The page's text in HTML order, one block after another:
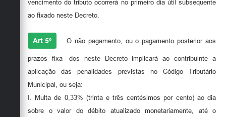
vencimento do tributo ocorrerá no primeiro dia útil subsequente
ao fixado neste Decreto.
Art 5º O não pagamento, ou o pagamento posterior aos
prazos fixa- dos neste Decreto implicará ao contribuinte a
aplicação das penalidades previstas no Código Tributário
Municipal, ou seja:
I. Multa de 0,33% (trinta e três centésimos por cento) ao dia
sobre o valor do débito atualizado monetariamente, até o